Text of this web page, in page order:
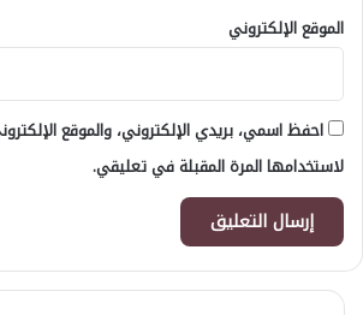
الموقع الإلكتروني
احفظ اسمي، بريدي الإلكتروني، والموقع
لاستخدامها المرة المقبلة في تعليقي.